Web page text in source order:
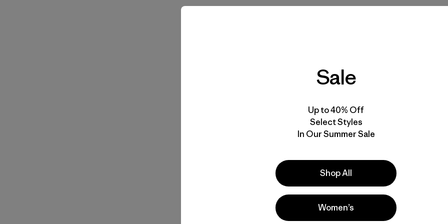
Sale
Up to 40% Off
Select Styles
In Our Summer Sale
Shop All
Women’s